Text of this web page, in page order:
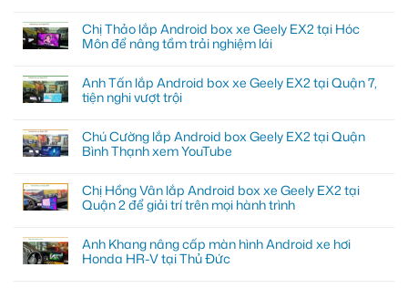
Chị Thảo lắp Android box xe Geely EX2 tại Hóc
Môn để nâng tầm trải nghiệm lái
Anh Tấn lắp Android box xe Geely EX2 tại Quận 7,
tiện nghi vượt trội
Chú Cường lắp Android box Geely EX2 tại Quận
Bình Thạnh xem YouTube
Chị Hồng Vân lắp Android box xe Geely EX2 tại
Quận 2 để giải trí trên mọi hành trình
Anh Khang nâng cấp màn hình Android xe hơi
Honda HR-V tại Thủ Đức